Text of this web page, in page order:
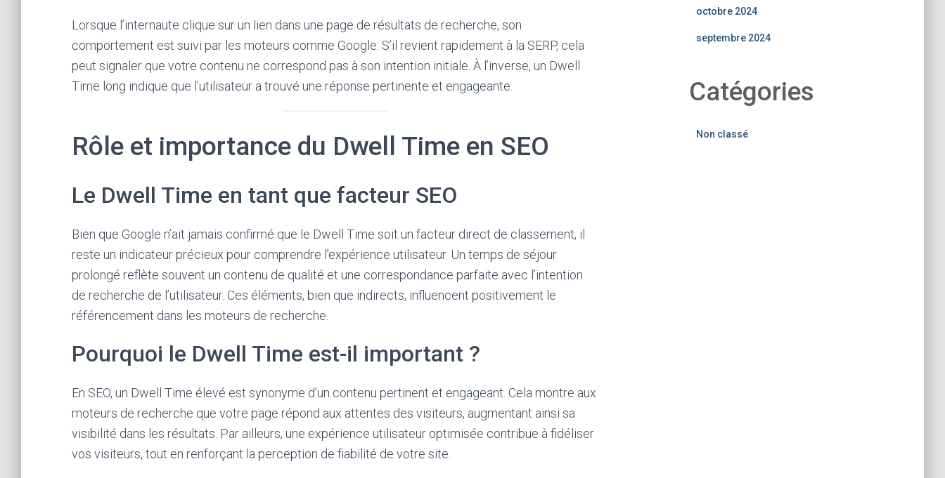
Lorsque l’internaute clique sur un lien dans une page de résultats de recherche, son
comportement est suivi par les moteurs comme Google. S’il revient rapidement à la SERP, cela
peut signaler que votre contenu ne correspond pas à son intention initiale. À l’inverse, un Dwell
Time long indique que l’utilisateur a trouvé une réponse pertinente et engageante.
Rôle et importance du Dwell Time en SEO
Le Dwell Time en tant que facteur SEO
Bien que Google n’ait jamais confirmé que le Dwell Time soit un facteur direct de classement, il
reste un indicateur précieux pour comprendre l’expérience utilisateur. Un temps de séjour
prolongé reflète souvent un contenu de qualité et une correspondance parfaite avec l’intention
de recherche de l’utilisateur. Ces éléments, bien que indirects, influencent positivement le
référencement dans les moteurs de recherche.
Pourquoi le Dwell Time est-il important ?
En SEO, un Dwell Time élevé est synonyme d’un contenu pertinent et engageant. Cela montre aux
moteurs de recherche que votre page répond aux attentes des visiteurs, augmentant ainsi sa
visibilité dans les résultats. Par ailleurs, une expérience utilisateur optimisée contribue à fidéliser
vos visiteurs, tout en renforçant la perception de fiabilité de votre site.
octobre 2024
septembre 2024
Catégories
Non classé